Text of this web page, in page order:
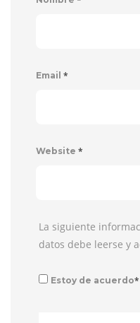
Email *
Website *
La siguiente
datos debe leerse y
Estoy de acuerdo*